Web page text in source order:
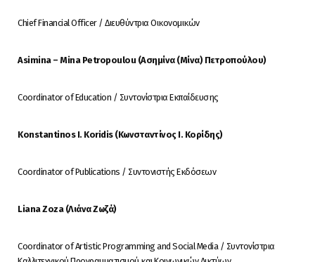
Chief Financial Officer / Διευθύντρια Οικονομικών
Asimina – Mina Petropoulou (Ασημίνα (Μίνα) Πετροπούλου)
Coordinator of Education / Συντονίστρια Εκπαίδευσης
Konstantinos I. Koridis (Κωνσταντίνος Ι. Κορίδης)
Coordinator of Publications / Συντονιστής Εκδόσεων
Liana Zoza (Λιάνα Ζωζά)
Coordinator of Artistic Programming and Social Media / Συντονίστρια